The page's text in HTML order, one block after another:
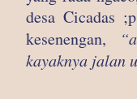
desa Cicadas
kesenengan,
kayaknya jalan